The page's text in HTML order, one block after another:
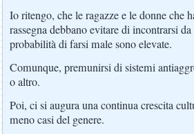
Io ritengo, che le ragazze e le donne che
rassegna debbano evitare di incontrarsi
probabilità di farsi male sono elevate.
Comunque, premunirsi di sistemi
o altro.
Poi, ci si augura una continua crescita
meno casi del genere.